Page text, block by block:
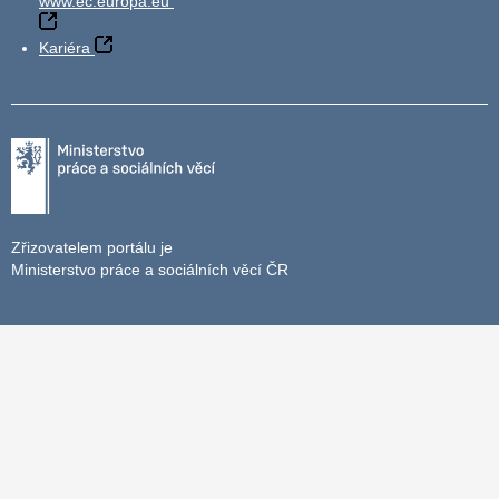
Kariéra
Zřizovatelem portálu je
Ministerstvo práce a sociálních věcí ČR